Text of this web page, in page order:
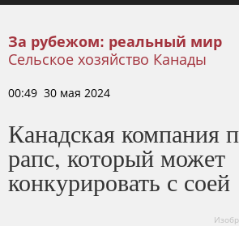
За рубежом: реальный мир
Сельское хозяйство Канады
00:49 30 мая 2024
Канадская компания
рапс, который может
конкурировать с соей